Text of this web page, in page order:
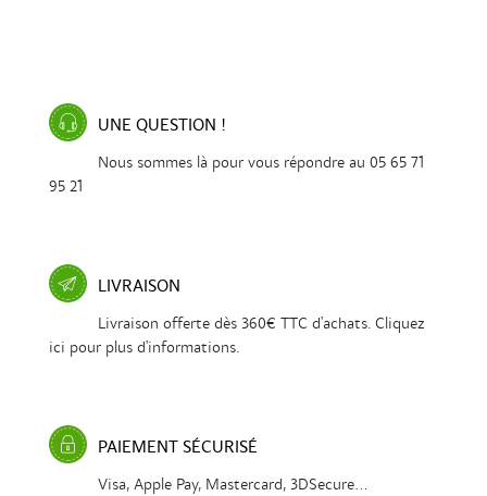
UNE QUESTION !
Nous sommes là pour vous répondre au 05 65 71
95 21
LIVRAISON
Livraison offerte dès 360€ TTC d'achats. Cliquez
ici pour plus d'informations.
PAIEMENT SÉCURISÉ
Visa, Apple Pay, Mastercard, 3DSecure...